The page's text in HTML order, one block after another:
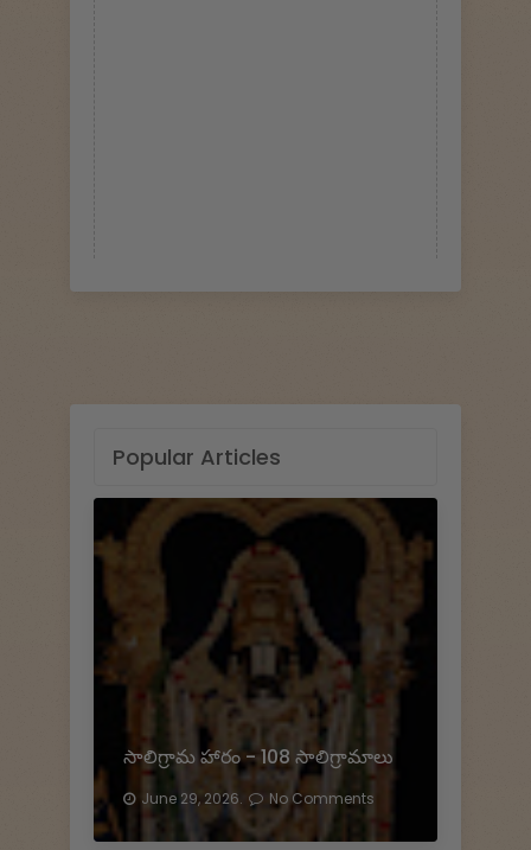
Popular Articles
సాలిగ్రామ హారం - 108 సాలిగ్రామాలు
June 29, 2026. No Comments